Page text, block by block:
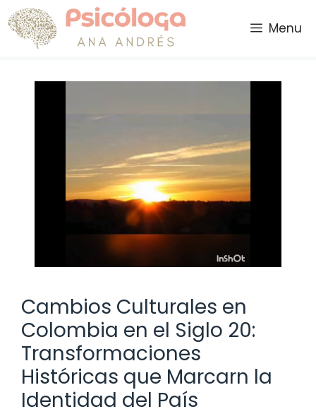
Saltar
al
contenido
Menu
Cambios Culturales en
Colombia en el Siglo 20:
Transformaciones
Históricas que Marcarn la
Identidad del País